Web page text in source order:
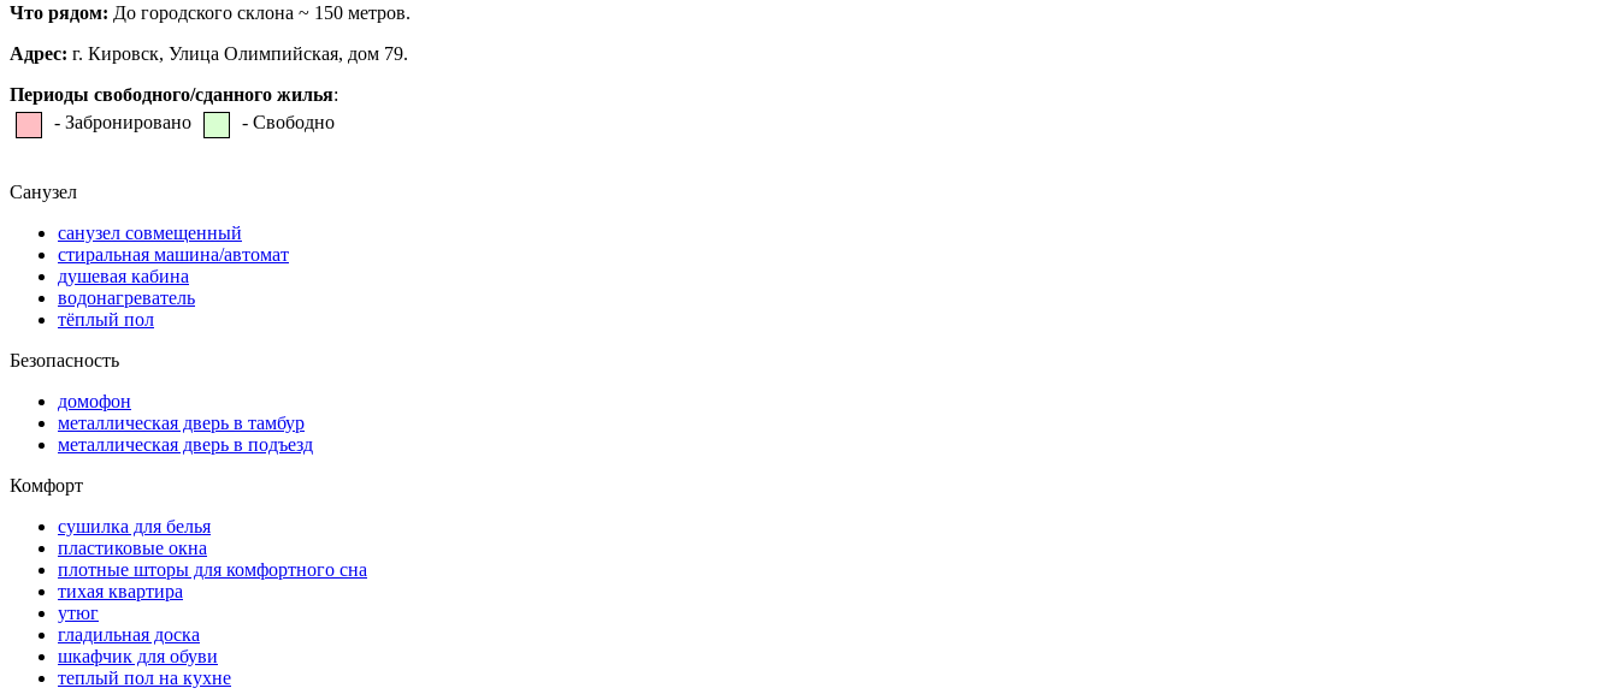
Что рядом: До городского склона ~ 150 метров.
Адрес: г. Кировск, Улица Олимпийская, дом 79.
Периоды свободного/сданного жилья:
- Забронировано
- Свободно
Санузел
санузел совмещенный
стиральная машина/автомат
душевая кабина
водонагреватель
тёплый пол
Безопасность
домофон
металлическая дверь в тамбур
металлическая дверь в подъезд
Комфорт
сушилка для белья
пластиковые окна
плотные шторы для комфортного сна
тихая квартира
утюг
гладильная доска
шкафчик для обуви
теплый пол на кухне